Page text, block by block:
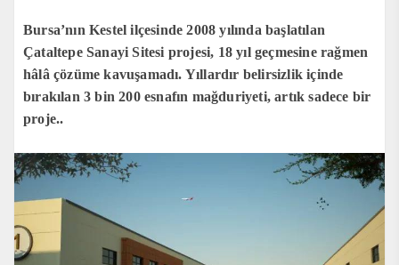
Bursa’nın Kestel ilçesinde 2008 yılında başlatılan
Çataltepe Sanayi Sitesi projesi, 18 yıl geçmesine rağmen
hâlâ çözüme kavuşamadı. Yıllardır belirsizlik içinde
bırakılan 3 bin 200 esnafın mağduriyeti, artık sadece bir
proje..